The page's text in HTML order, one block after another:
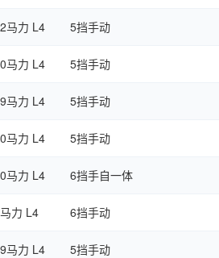
马力 L4 5挡手动
马力 L4 5挡手动
马力 L4 5挡手动
马力 L4 5挡手动
马力 L4 6挡手自一体
力 L4 6挡手动
马力 L4 5挡手动